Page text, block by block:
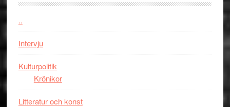
Jackie
Vem
..
Intervju
Kulturpolitik
Krönikor
Litteratur och konst